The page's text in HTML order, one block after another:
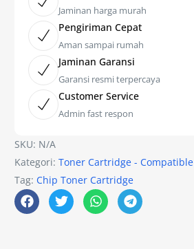
Jaminan harga murah
Pengiriman Cepat
Aman sampai rumah
Jaminan Garansi
Garansi resmi terpercaya
Customer Service
Admin fast respon
SKU: N/A
Kategori:Toner Cartridge - Compatible
Tag: Chip Toner Cartridge